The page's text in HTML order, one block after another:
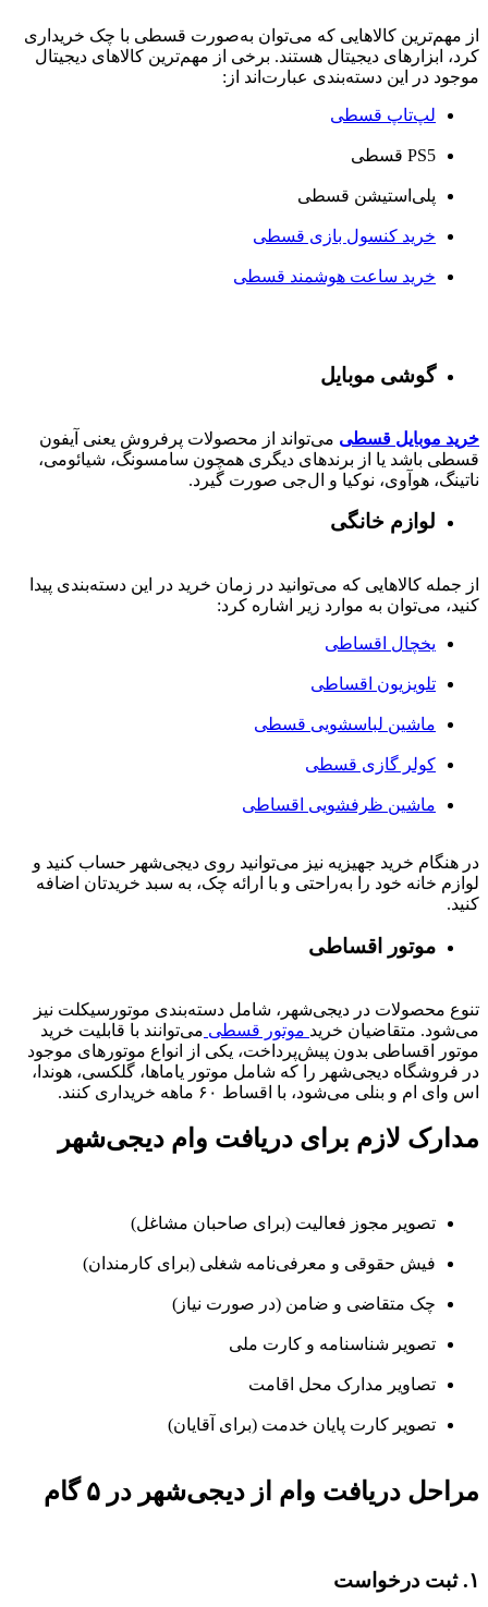
از مهم‌ترین کالاهایی که می‌توان به‌صورت قسطی با چک خریداری
کرد، ابزارهای دیجیتال هستند. برخی از مهم‌ترین کالاهای دیجیتال
موجود در این دسته‌بندی عبارت‌اند از:
لپ‌تاپ قسطی
PS5 قسطی
پلی‌استیشن قسطی
خرید کنسول بازی قسطی
خرید ساعت هوشمند قسطی
گوشی موبایل
خرید موبایل قسطی می‌تواند از محصولات پرفروش یعنی آیفون
قسطی باشد یا از برندهای دیگری همچون سامسونگ، شیائومی،
ناتینگ، هوآوی، نوکیا و ال‌جی صورت گیرد.
لوازم خانگی
از جمله کالاهایی که می‌توانید در زمان خرید در این دسته‌بندی پیدا
کنید، می‌توان به موارد زیر اشاره کرد:
یخچال اقساطی
تلویزیون اقساطی
ماشین لباسشویی قسطی
کولر گازی قسطی
ماشین ظرفشویی اقساطی
در هنگام خرید جهیزیه نیز می‌توانید روی دیجی‌شهر حساب کنید و
لوازم خانه خود را به‌راحتی و با ارائه چک، به سبد خریدتان اضافه
کنید.
موتور اقساطی
تنوع محصولات در دیجی‌شهر، شامل دسته‌بندی موتورسیکلت نیز
می‌شود. متقاضیان خرید موتور قسطی می‌توانند با قابلیت خرید
موتور اقساطی بدون پیش‌پرداخت، یکی از انواع موتورهای موجود
در فروشگاه دیجی‌شهر را که شامل موتور یاماها، گلکسی، هوندا،
اس وای ام و بنلی می‌شود، با اقساط ۶۰ ماهه خریداری کنند.
مدارک لازم برای دریافت وام دیجی‌شهر
تصویر مجوز فعالیت (برای صاحبان مشاغل)
فیش حقوقی و معرفی‌نامه شغلی (برای کارمندان)
چک متقاضی و ضامن (در صورت نیاز)
تصویر شناسنامه و کارت ملی
تصاویر مدارک محل اقامت
تصویر کارت پایان خدمت (برای آقایان)
مراحل دریافت وام از دیجی‌شهر در ۵ گام
۱. ثبت درخواست